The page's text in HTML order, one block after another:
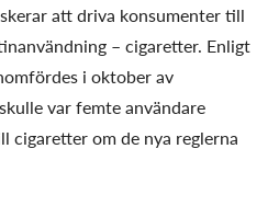
att driva konsumenter till
– cigaretter. Enligt
i oktober av
var femte användare
cigaretter om de nya reglerna